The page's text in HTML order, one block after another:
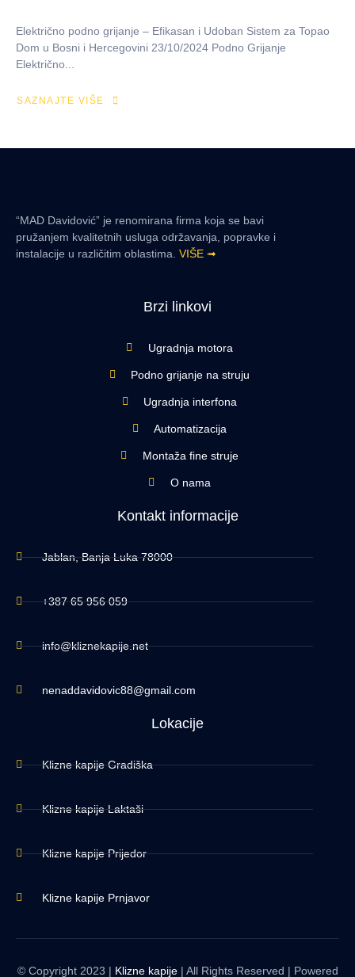
Električno podno grijanje – Efikasan i Udoban Sistem za Topao
Dom u Bosni i Hercegovini 23/10/2024 Podno Grijanje
Električno...
SAZNAJTE VIŠE
“MAD Davidović” je renomirana firma koja se bavi
pružanjem kvalitetnih usluga održavanja, popravke i
instalacije u različitim oblastima. VIŠE ➟
Brzi linkovi
Ugradnja motora
Podno grijanje na struju
Ugradnja interfona
Automatizacija
Montaža fine struje
O nama
Kontakt informacije
Jablan, Banja Luka 78000
+387 65 956 059
info@kliznekapije.net
nenaddavidovic88@gmail.com
Lokacije
Klizne kapije Gradiška
Klizne kapije Laktaši
Klizne kapije Prijedor
Klizne kapije Prnjavor
© Copyright 2023 | Klizne kapije | All Rights Reserved | Powered